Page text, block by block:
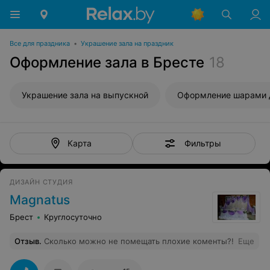
Все для праздника • Украшение зала на праздник
Оформление зала в Бресте 18
Украшение зала на выпускной
Карта Фильтры
ДИЗАЙН СТУДИЯ
Magnatus
Брест Круглосуточно
Отзыв. Сколько можно не помещать плохие коменты?! Еще